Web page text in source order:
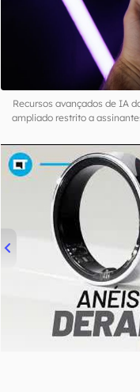
Recursos avançados de IA
ampliado restrito a
00:00/21:11